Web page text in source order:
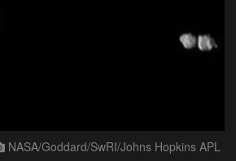
NASA/Goddard/SwRI/Johns Hopkins APL